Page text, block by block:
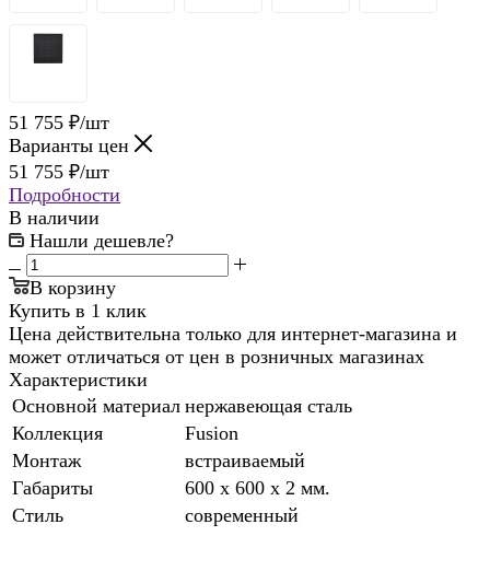
51 755 ₽/шт
Варианты цен
51 755 ₽/шт
Подробности
В наличии
Нашли дешевле?
В корзину
Купить в 1 клик
Цена действительна только для интернет-магазина и
может отличаться от цен в розничных магазинах
Характеристики
Основной материал нержавеющая сталь
Коллекция
Fusion
Монтаж
встраиваемый
Габариты
600 x 600 x 2 мм.
Стиль
современный